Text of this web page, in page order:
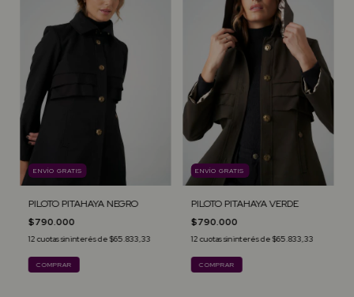
ENVÍO GRATIS
PILOTO PITAHAYA NEGRO
$790.000
12 cuotas sin interés de$65.833,33
COMPRAR
ENVÍO GRATIS
PILOTO PITAHAYA VERDE
$790.000
12cuotas sin interés de$65.833,33
COMPRAR